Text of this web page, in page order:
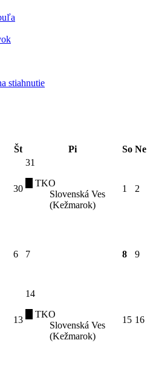
stiahnutie
Št Pi So Ne
30
31
TKO
Slovenská Ves
(Kežmarok)
1 2
6 7 8 9
13
14
TKO
Slovenská Ves
(Kežmarok)
15 16